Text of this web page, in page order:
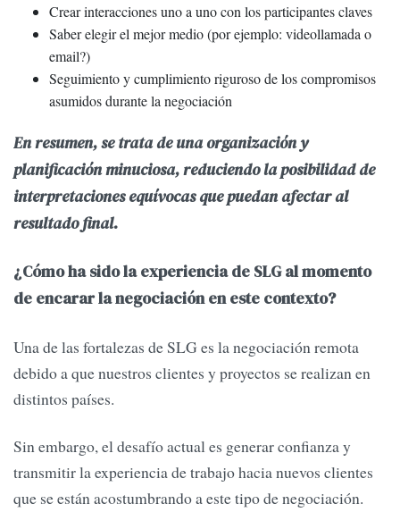
Crear interacciones uno a uno con los participantes claves
Saber elegir el mejor medio (por ejemplo: videollamada o
email?)
Seguimiento y cumplimiento riguroso de los compromisos
asumidos durante la negociación
En resumen, se trata de una organización y
planificación minuciosa, reduciendo la posibilidad de
interpretaciones equívocas que puedan afectar al
resultado final.
¿Cómo ha sido la experiencia de SLG al momento
de encarar la negociación en este contexto?
Una de las fortalezas de SLG es la negociación remota
debido a que nuestros clientes y proyectos se realizan en
distintos países.
Sin embargo, el desafío actual es generar confianza y
transmitir la experiencia de trabajo hacia nuevos clientes
que se están acostumbrando a este tipo de negociación.